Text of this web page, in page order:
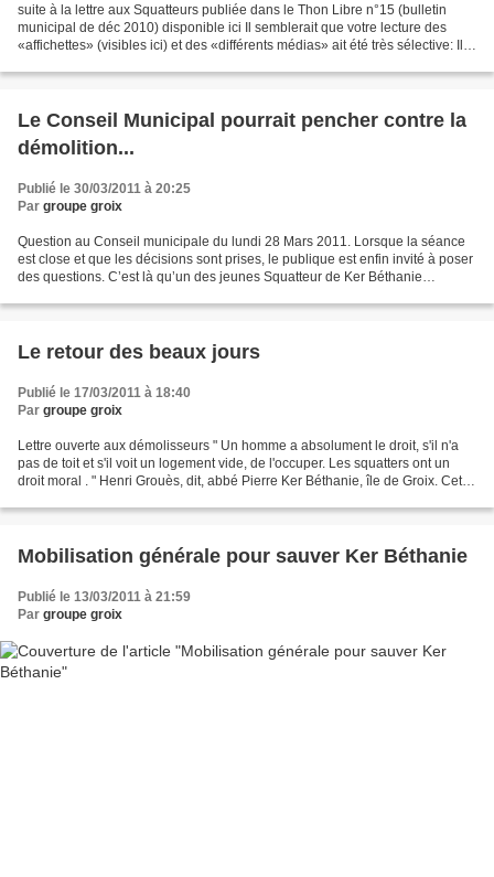
suite à la lettre aux Squatteurs publiée dans le Thon Libre n°15 (bulletin
municipal de déc 2010) disponible ici Il semblerait que votre lecture des
«affichettes» (visibles ici) et des «différents médias» ait été très sélective: Il y
Le Conseil Municipal pourrait pencher contre la
démolition...
Publié le 30/03/2011 à 20:25
Par groupe groix
Question au Conseil municipale du lundi 28 Mars 2011. Lorsque la séance
est close et que les décisions sont prises, le publique est enfin invité à poser
des questions. C’est là qu’un des jeunes Squatteur de Ker Béthanie
Le retour des beaux jours
Publié le 17/03/2011 à 18:40
Par groupe groix
Lettre ouverte aux démolisseurs " Un homme a absolument le droit, s'il n'a
pas de toit et s'il voit un logement vide, de l'occuper. Les squatters ont un
droit moral . " Henri Grouès, dit, abbé Pierre Ker Béthanie, île de Groix. Cette
Mobilisation générale pour sauver Ker Béthanie
Publié le 13/03/2011 à 21:59
Par groupe groix